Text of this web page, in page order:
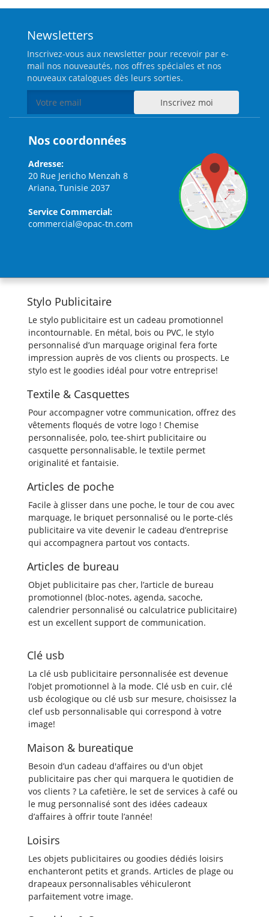
Newsletters
Inscrivez-vous aux newsletter pour recevoir par e-
mail nos nouveautés, nos offres spéciales et nos
nouveaux catalogues dès leurs sorties.
Nos coordonnées
Adresse:
20 Rue Jericho Menzah 8
Ariana, Tunisie 2037
Service Commercial:
commercial@opac-tn.com
Stylo Publicitaire
Le stylo publicitaire est un cadeau promotionnel
incontournable. En métal, bois ou PVC, le stylo
personnalisé d’un marquage original fera forte
impression auprès de vos clients ou prospects. Le
stylo est le goodies idéal pour votre entreprise!
Textile & Casquettes
Pour accompagner votre communication, offrez des
vêtements floqués de votre logo ! Chemise
personnalisée, polo, tee-shirt publicitaire ou
casquette personnalisable, le textile permet
originalité et fantaisie.
Articles de poche
Facile à glisser dans une poche, le tour de cou avec
marquage, le briquet personnalisé ou le porte-clés
publicitaire va vite devenir le cadeau d’entreprise
qui accompagnera partout vos contacts.
Articles de bureau
Objet publicitaire pas cher, l’article de bureau
promotionnel (bloc-notes, agenda, sacoche,
calendrier personnalisé ou calculatrice publicitaire)
est un excellent support de communication.
Clé usb
La clé usb publicitaire personnalisée est devenue
l’objet promotionnel à la mode. Clé usb en cuir, clé
usb écologique ou clé usb sur mesure, choisissez la
clef usb personnalisable qui correspond à votre
image!
Maison & bureatique
Besoin d’un cadeau d'affaires ou d'un objet
publicitaire pas cher qui marquera le quotidien de
vos clients ? La cafetière, le set de services à café ou
le mug personnalisé sont des idées cadeaux
d’affaires à offrir toute l’année!
Loisirs
Les objets publicitaires ou goodies dédiés loisirs
enchanteront petits et grands. Articles de plage ou
drapeaux personnalisables véhiculeront
parfaitement votre image.